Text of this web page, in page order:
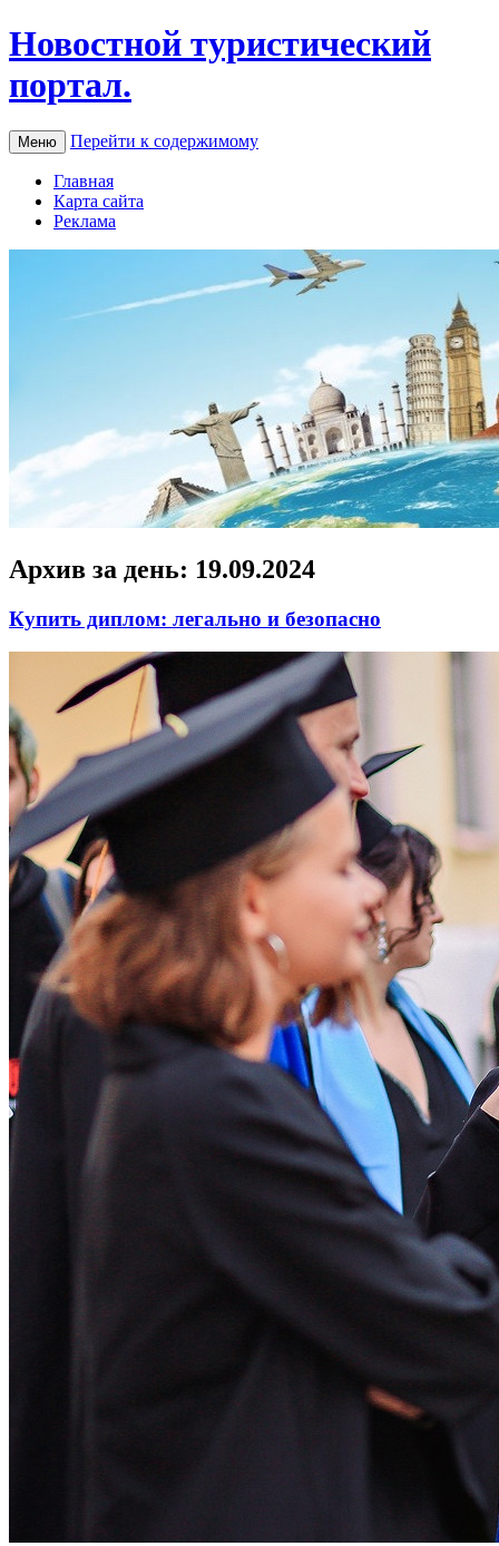
Новостной туристический
портал.
Меню Перейти к содержимому
Главная
Карта сайта
Реклама
Архив за день: 19.09.2024
Купить диплом: легально и безопасно